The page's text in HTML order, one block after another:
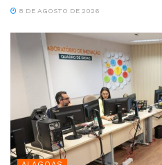
8 DE AGOSTO DE 2026